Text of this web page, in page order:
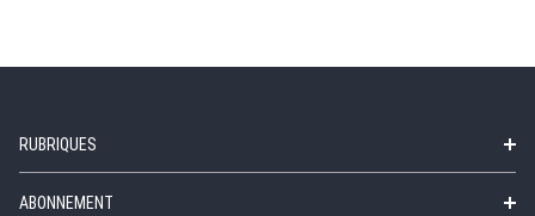
RUBRIQUES
ABONNEMENT